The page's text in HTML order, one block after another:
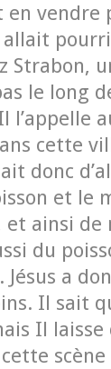
en vendre
allait
Strabon,
le long
l’appelle
cette
donc
et le
et ainsi
du
Jésus a
Il sait
Il laisse